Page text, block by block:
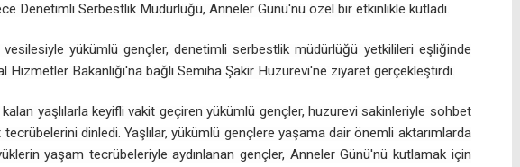
Denetimli Serbestlik Müdürlüğü, Anneler Günü'nü özel bir etkinlikle kutladı.
yükümlü gençler, denetimli serbestlik müdürlüğü yetkilileri eşliğinde
Hizmetler Bakanlığı'na bağlı Semiha Şakir Huzurevi'ne ziyaret gerçekleştirdi.
yaşlılarla keyifli vakit geçiren yükümlü gençler, huzurevi sakinleriyle sohbet
dinledi. Yaşlılar, yükümlü gençlere yaşama dair önemli aktarımlarda
yaşam tecrübeleriyle aydınlanan gençler, Anneler Günü'nü kutlamak için